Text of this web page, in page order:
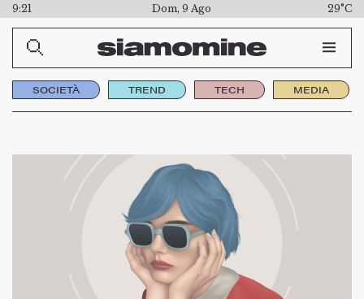
9:21 Dom, 9 Ago 29°C
SOCIETÀ TREND TECH MEDIA